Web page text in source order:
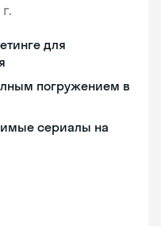
для
погружением в
сериалы на